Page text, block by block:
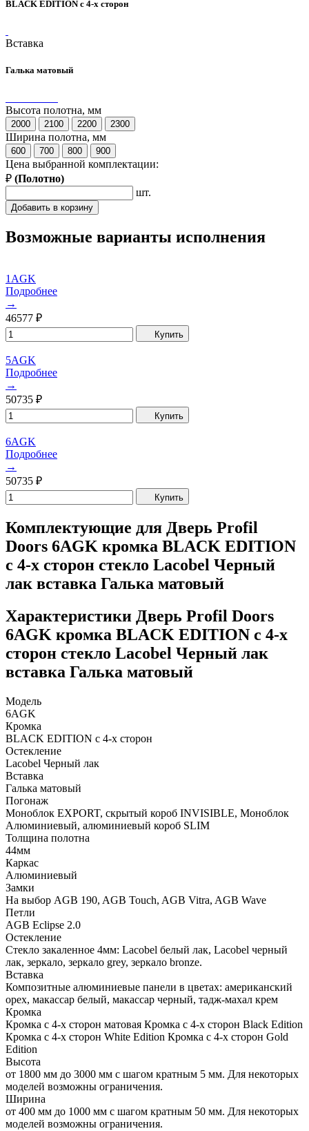
BLACK EDITION с 4-х сторон
Вставка
Галька матовый
Высота полотна, мм
2000 2100 2200 2300
Ширина полотна, мм
600 700 800 900
Цена выбранной комплектации:
₽ (Полотно)
шт.
Добавить в корзину
Возможные варианты исполнения
1AGK
Подробнее
→
46577 ₽
Купить
5AGK
Подробнее
→
50735 ₽
Купить
6AGK
Подробнее
→
50735 ₽
Купить
Комплектующие для Дверь Profil
Doors 6AGK кромка BLACK EDITION
с 4-х сторон стекло Lacobel Черный
лак вставка Галька матовый
Характеристики Дверь Profil Doors
6AGK кромка BLACK EDITION с 4-х
сторон стекло Lacobel Черный лак
вставка Галька матовый
Модель
6AGK
Кромка
BLACK EDITION с 4-х сторон
Остекление
Lacobel Черный лак
Вставка
Галька матовый
Погонаж
Моноблок EXPORT, скрытый короб INVISIBLE, Моноблок
Алюминиевый, алюминиевый короб SLIM
Толщина полотна
44мм
Каркас
Алюминиевый
Замки
На выбор AGB 190, AGB Touch, AGB Vitra, AGB Wave
Петли
AGB Eclipse 2.0
Остекление
Стекло закаленное 4мм: Lacobel белый лак, Lacobel черный
лак, зеркало, зеркало grey, зеркало bronze.
Вставка
Композитные алюминиевые панели в цветах: американский
орех, макассар белый, макассар черный, тадж-махал крем
Кромка
Кромка с 4-х сторон матовая Кромка с 4-х сторон Black Edition
Кромка с 4-х сторон White Edition Кромка с 4-х сторон Gold
Edition
Высота
от 1800 мм до 3000 мм с шагом кратным 5 мм. Для некоторых
моделей возможны ограничения.
Ширина
от 400 мм до 1000 мм с шагом кратным 50 мм. Для некоторых
моделей возможны ограничения.